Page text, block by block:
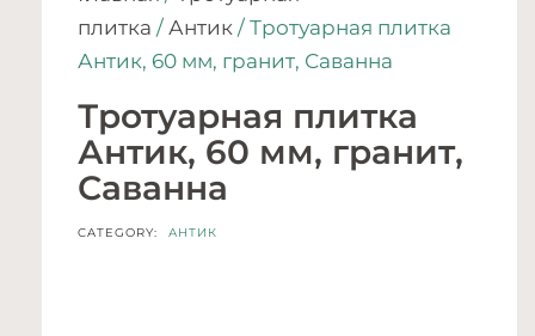
плитка / Антик / Тротуарная плитка
Антик, 60 мм, гранит, Саванна
Тротуарная плитка
Антик, 60 мм, гранит,
Саванна
CATEGORY: АНТИК